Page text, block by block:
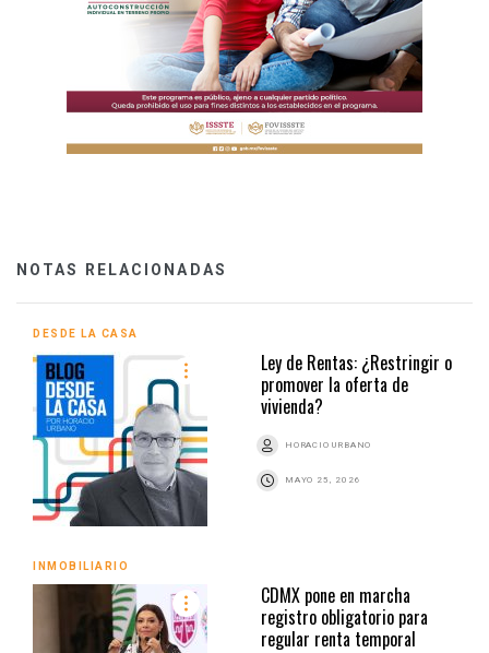
NOTAS RELACIONADAS
DESDE LA CASA
Ley de Rentas: ¿Restringir o
promover la oferta de
vivienda?
HORACIO URBANO
MAYO 25, 2026
INMOBILIARIO
CDMX pone en marcha
registro obligatorio para
regular renta temporal